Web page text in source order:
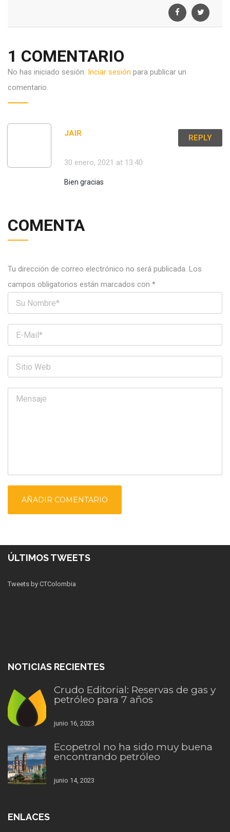
1 COMENTARIO
No has iniciado sesión. Inciar sesión para publicar un
comentario.
JAIR REPLY
30 enero, 2021 at 13:40
Bien gracias
COMENTA
Tu dirección de correo electrónico no será publicada. Los
campos obligatorios están marcados con *
ÚLTIMOS TWEETS
Tweets by CTColombia
NOTICIAS RECIENTES
Crudo Editorial: Reservas de gas y
petróleo para 7 años
junio 16, 2023
Ecopetrol no ha sido muy buena
encontrando petróleo
junio 14, 2023
ENLACES